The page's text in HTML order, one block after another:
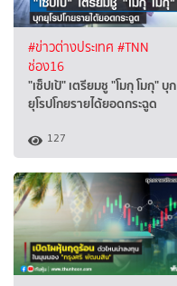
#ข่าวต่างประเทศ #TNN
ช่อง16
"เซ็ปเป้" เตรียมชู "โมกุ โมกุ" บุก
ยุโรปโกยรายได้ยอดกระฉูด
127